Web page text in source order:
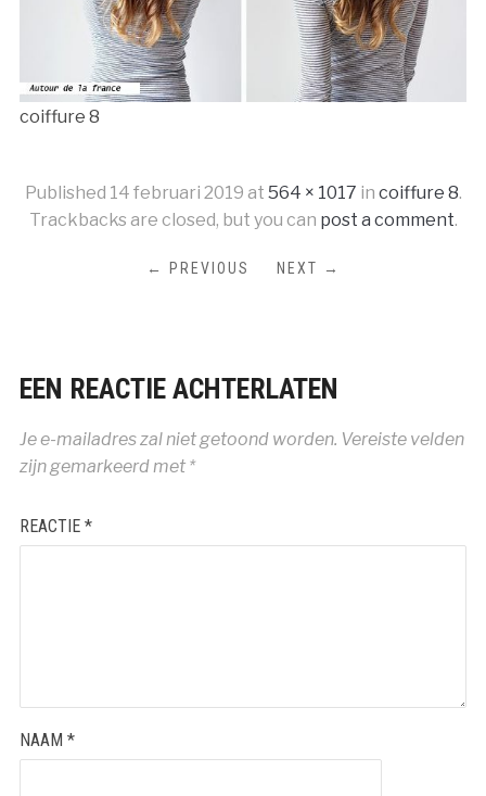
coiffure 8
Published 14 februari 2019 at 564 × 1017 in coiffure 8.
Trackbacks are closed, but you can post a comment.
← PREVIOUS NEXT →
EEN REACTIE ACHTERLATEN
Je e-mailadres zal niet getoond worden. Vereiste velden
zijn gemarkeerd met *
REACTIE *
NAAM *